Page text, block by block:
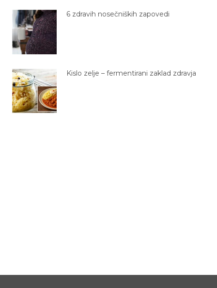
6 zdravih nosečniških zapovedi
Kislo zelje – fermentirani zaklad zdravja